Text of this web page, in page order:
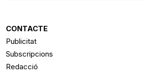
CONTACTE
Publicitat
Subscripcions
Redacció